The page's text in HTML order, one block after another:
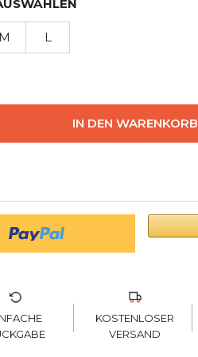
M L
IN DEN WARENKORB
KOSTENLOSER
VERSAND